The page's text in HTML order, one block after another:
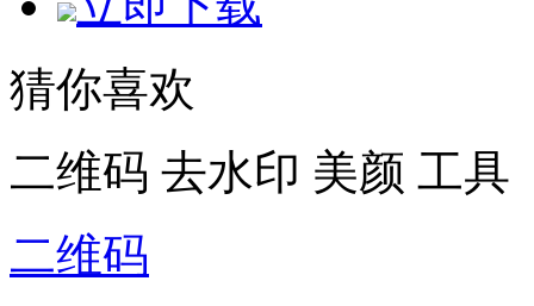
猜你喜欢
二维码 去水印 美颜 工具
二维码